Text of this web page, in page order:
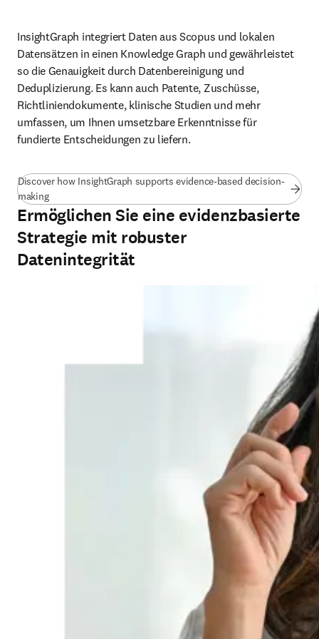
InsightGraph integriert Daten aus Scopus und lokalen
Datensätzen in einen Knowledge Graph und gewährleistet
so die Genauigkeit durch Datenbereinigung und
Deduplizierung. Es kann auch Patente, Zuschüsse,
Richtliniendokumente, klinische Studien und mehr
umfassen, um Ihnen umsetzbare Erkenntnisse für
fundierte Entscheidungen zu liefern.
Discover how InsightGraph supports evidence-based decision-
making(
Ermöglichen Sie eine evidenzbasierte
Strategie mit robuster
Datenintegrität